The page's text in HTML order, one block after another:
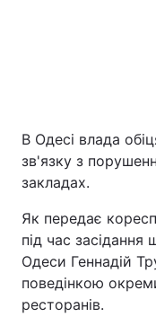
В Одесі влада
зв'язку з
закладах.
Як передає
під час
Одеси Геннадій
поведінкою
ресторанів.